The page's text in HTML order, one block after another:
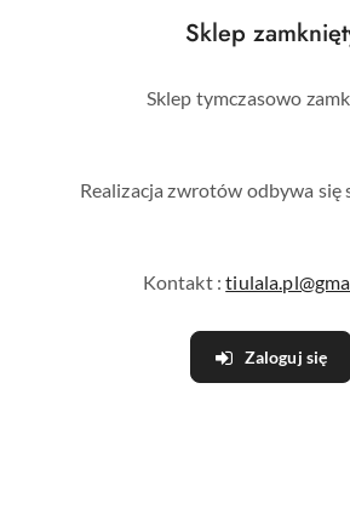
Sklep
Sklep tymczasowo
Realizacja zwrotów odbywa się
Kontakt :
Zaloguj się